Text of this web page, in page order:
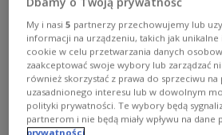
Podczas konferencji na terenie
Niemcach w Lubelskiem
ukraińska wskazuje nam jaka
najbardziej potrzebna. Rządowa
Strategicznych koordynuje też
dla Ukrainy przesyłaną z
My i nasi5 partnerzy przechowujemy lub
informacji na urządzeniu, takich jak
cookie w celu przetwarzania danych
zaakceptować swoje wybory lub zarządzać
również skorzystać z prawa do sprzeciwu
uzasadnionego interesu lub w dowolnym
polityki prywatności. Te wybory będą
partnerom i nie będą miały wpływu na dane
prywatności